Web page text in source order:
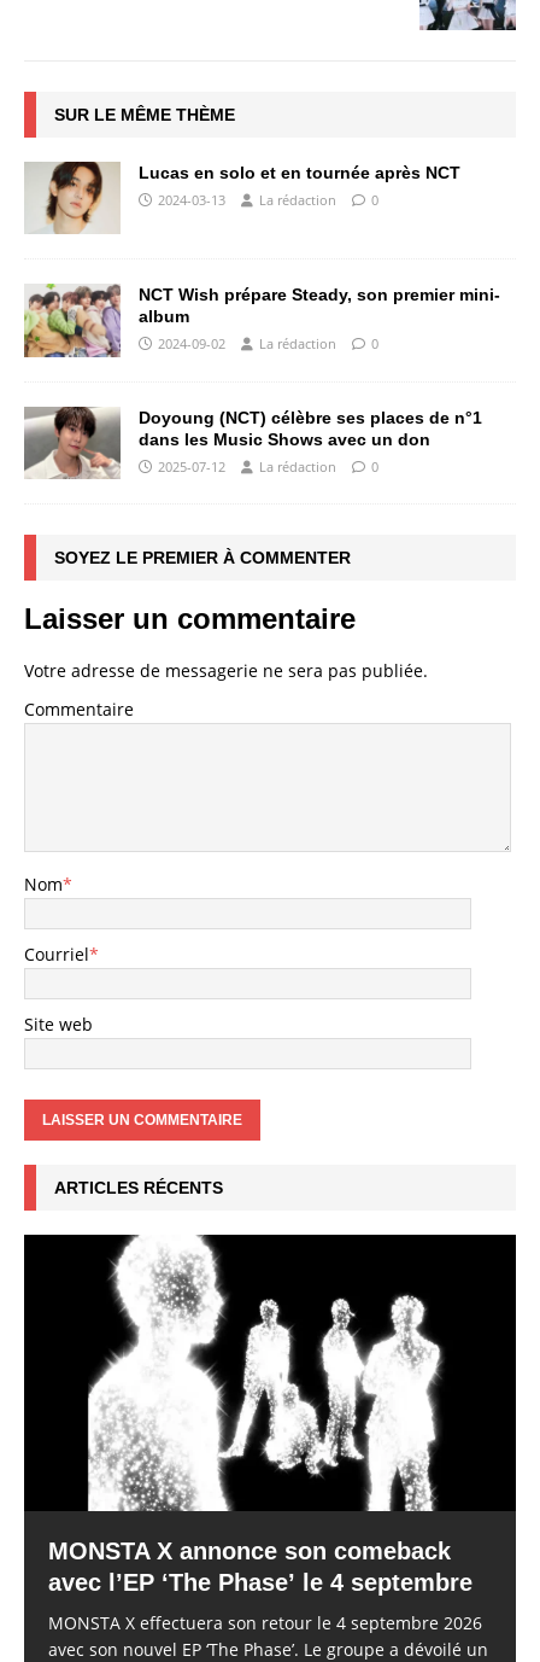
SUR LE MÊME THÈME
Lucas en solo et en tournée après NCT
2024-03-13 La rédaction 0
NCT Wish prépare Steady, son premier mini-
album
2024-09-02 La rédaction 0
Doyoung (NCT) célèbre ses places de n°1
dans les Music Shows avec un don
2025-07-12 La rédaction 0
SOYEZ LE PREMIER À COMMENTER
Laisser un commentaire
Votre adresse de messagerie ne sera pas publiée.
Commentaire
Nom*
Courriel*
Site web
ARTICLES RÉCENTS
MONSTA X annonce son comeback
avec l’EP ‘The Phase’ le 4 septembre
MONSTA X effectuera son retour le 4 septembre 2026
avec son nouvel EP ‘The Phase’. Le groupe a dévoilé un